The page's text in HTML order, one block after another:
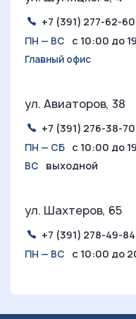
+7 (391) 277-62-60
ПН — ВС с 10:00 до
Главный офис
ул. Авиаторов, 38
+7 (391) 276-38-70
ПН — СБ с 10:00 до
ВС выходной
ул. Шахтеров, 65
+7 (391) 278-49-84
ПН — ВС с 10:00 до